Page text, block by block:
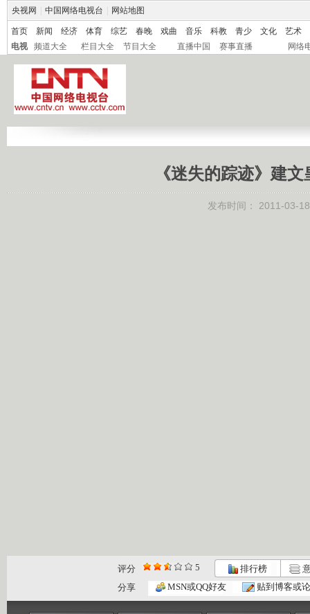
央视网 中国网络电视台 网站地图
首页 新闻 经济 体育 综艺 春晚 戏曲 音乐 科教 青少 文化
艺术
电视
频道大全 栏目大全 节目大全 直播中国 赛事直播 网络
《迷失的踪迹》建
发布时间： 2011-03-
评分 5 排行榜
分享
MSN或QQ好友 贴到博客或